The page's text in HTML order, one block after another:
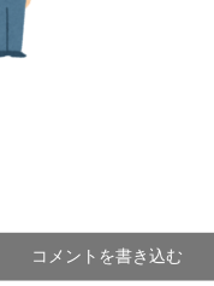
コメントを書き込む